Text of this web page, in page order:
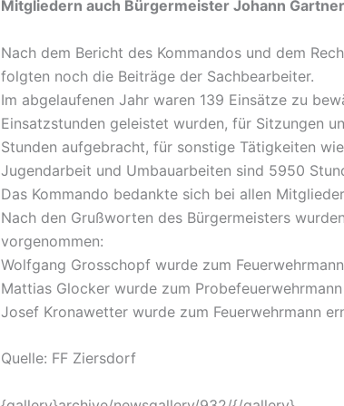
Mitgliedern auch Bürgermeister Johann
Nach dem Bericht des Kommandos und dem
folgten noch die Beiträge der Sachbearbeiter.
Im abgelaufenen Jahr waren 139 Einsätze zu
Einsatzstunden geleistet wurden, für Sitzungen
Stunden aufgebracht, für sonstige Tätigkeiten
Jugendarbeit und Umbauarbeiten sind 5950
Das Kommando bedankte sich bei allen
Nach den Grußworten des Bürgermeisters
vorgenommen:
Wolfgang Grosschopf wurde zum
Mattias Glocker wurde zum
Josef Kronawetter wurde zum Feuerwehrmann
Quelle: FF Ziersdorf